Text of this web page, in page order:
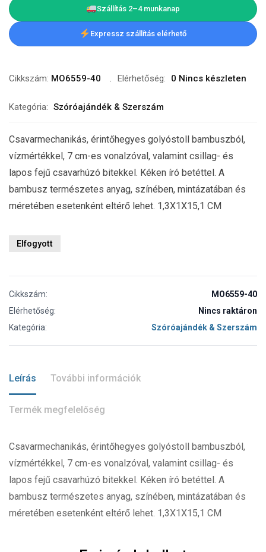
Szállítás 2–4 munkanap
Expressz szállítás elérhető
Cikkszám: MO6559-40 Elérhetőség: 0 Nincs készleten
Kategória: Szóróajándék & Szerszám
Csavarmechanikás, érintőhegyes golyóstoll bambuszból,
vízmértékkel, 7 cm-es vonalzóval, valamint csillag- és
lapos fejű csavarhúzó bitekkel. Kéken író betéttel. A
bambusz természetes anyag, színében, mintázatában és
méretében esetenként eltérő lehet. 1,3X1X15,1 CM
Elfogyott
Cikkszám:
MO6559-40
Elérhetőség:
Nincs raktáron
Kategória:
Szóróajándék & Szerszám
Leírás További információk
Termék megfelelőség
Csavarmechanikás, érintőhegyes golyóstoll bambuszból,
vízmértékkel, 7 cm-es vonalzóval, valamint csillag- és
lapos fejű csavarhúzó bitekkel. Kéken író betéttel. A
bambusz természetes anyag, színében, mintázatában és
méretében esetenként eltérő lehet. 1,3X1X15,1 CM